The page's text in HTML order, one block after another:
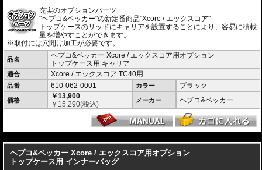
充実のオプションパーツ
"ヘプコ&ベッカー"の新定番商品"Xcore / エックスコア"
トップケースのリッドにキャリアを設置することにより、容易に積載
量を増やすことができます。
※取付には穴開け加工が必要です。
品名
ヘプコ&ベッカー Xcore / エックスコア用オプション
トップケース用 キャリア
適合 Xcore / エックスコア TC40用
品番 610-062-0001 カラー ブラック
価格
￥13,900
￥ 15,290(税込) メーカー ヘプコ&ベッカー
ヘプコ&ベッカー Xcore / エックスコア用オプション
トップケース用 インナーバッグ